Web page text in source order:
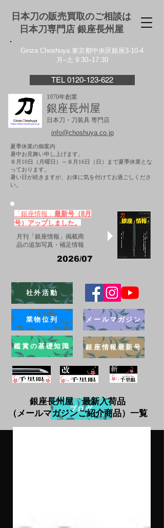
日本刀の販売買取のご相談は
日本刀専門店 銀座⻑州屋
Ginza Choshuya 東京都中央区銀座3-10-4
月–土 9:30–17:30
TEL 0120-123-622
1970年創業
銀座長州屋
日本刀・刀装具 専門店
info@choshuya.co.jp
夏季休業の御案内
暑中お見舞い申し上げます。
８月10日（月曜日）～８月16日（日）まで夏季休業とな
っております。
​暑い日が続きますが、お体に気を付けてお過ごしくださ
い。
「銀座情報」 最新号（8月
号）アップしました。
月刊「銀座情報」掲載商
品の追加写真・補足情報
2026/07
社外活動
業物位列
鑑賞の基礎知識
メールマガジン
銀座情報最新号
ブログ
銀座長州屋 最新入荷品
（メールマガジンご紹介商品）一覧